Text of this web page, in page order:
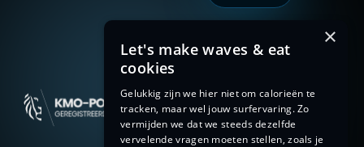
×
Let's make waves & eat
cookies
Gelukkig zijn we hier niet om calorieën te
tracken, maar wel jouw surfervaring. Zo
vermijden we dat we steeds dezelfde
vervelende vragen moeten stellen, zoals je